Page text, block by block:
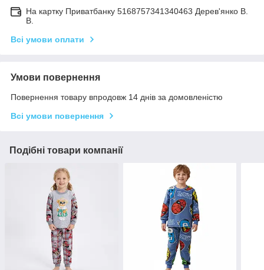
На картку Приватбанку 5168757341340463 Дерев'янко В.
В.
Всі умови оплати
Умови повернення
Повернення товару впродовж 14 днів за домовленістю
Всі умови повернення
Подібні товари компанії